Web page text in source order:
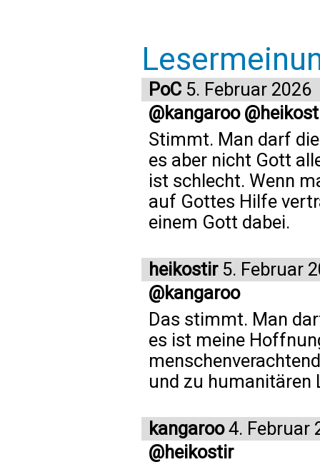
PoC 5. Februar 2026
@kangaroo
Stimmt. Man darf
es aber nicht Gott
ist schlecht. Wenn
auf Gottes Hilfe
einem Gott dabei.
heikostir5. Februar
@kangaroo
Das stimmt. Man
es ist meine
und zu humanitären
kangaroo4. Februar
@heikostir